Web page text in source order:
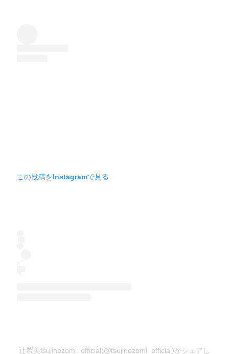
この投稿をInstagramで見る
辻希美tsujinozomi_official(@tsujinozomi_official)がシェアし